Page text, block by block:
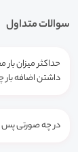
سوالات متداول
حداکثر میزان
داشتن اضافه
در چه صورتی پس